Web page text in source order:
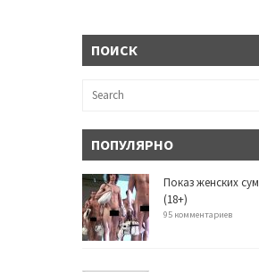
ПОИСК
ПОПУЛЯРНО
Показ женских
(18+)
95 комментариев